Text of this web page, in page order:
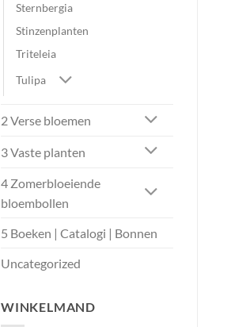
Sternbergia
Stinzenplanten
Triteleia
Tulipa
2 Verse bloemen
3 Vaste planten
4 Zomerbloeiende
bloembollen
5 Boeken | Catalogi | Bonnen
Uncategorized
WINKELMAND